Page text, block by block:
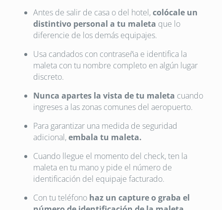
Antes de salir de casa o del hotel,colócale un
distintivo personal a tu maleta que lo
diferencie de los demás equipajes.
Usa candados con contraseña e identifica la
maleta con tu nombre completo en algún lugar
discreto.
Nunca apartes la vista de tu maleta cuando
ingreses a las zonas comunes del aeropuerto.
Para garantizar una medida de seguridad
adicional,embala tu maleta.
Cuando llegue el momento del check, ten la
maleta en tu mano y pide el número de
identificación del equipaje facturado.
Con tu teléfono haz un capture o graba el